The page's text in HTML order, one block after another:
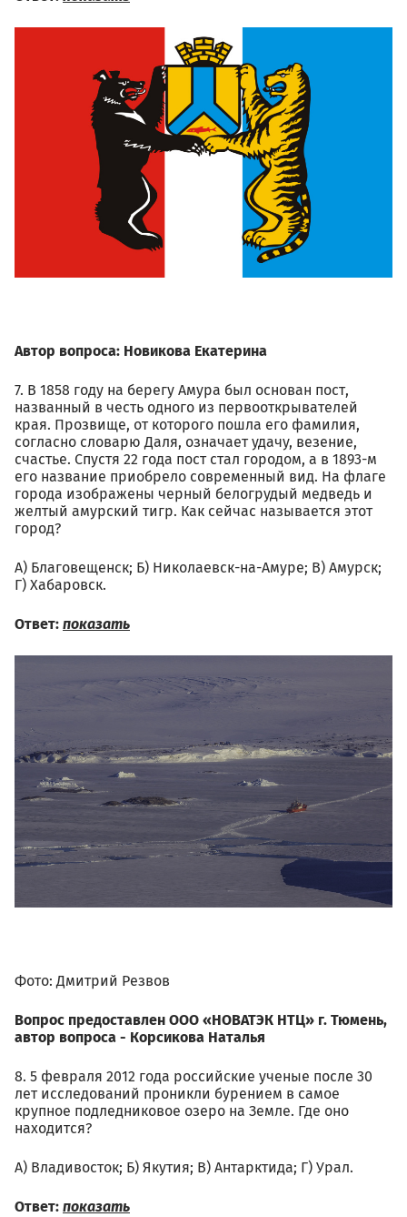
01.07.jpg
Автор вопроса: Новикова Екатерина
7. В 1858 году на берегу Амура был основан пост,
названный в честь одного из первооткрывателей
края. Прозвище, от которого пошла его фамилия,
согласно словарю Даля, означает удачу, везение,
счастье. Спустя 22 года пост стал городом, а в 1893-м
его название приобрело современный вид. На флаге
города изображены черный белогрудый медведь и
желтый амурский тигр. Как сейчас называется этот
город?
А) Благовещенск; Б) Николаевск-на-Амуре; В) Амурск;
Г) Хабаровск.
Ответ: показать
440942.jpg
Фото: Дмитрий Резвов
Вопрос предоставлен ООО «НОВАТЭК НТЦ» г. Тюмень,
автор вопроса - Корсикова Наталья
8. 5 февраля 2012 года российские ученые после 30
лет исследований проникли бурением в самое
крупное подледниковое озеро на Земле. Где оно
находится?
А) Владивосток; Б) Якутия; В) Антарктида; Г) Урал.
Ответ: показать